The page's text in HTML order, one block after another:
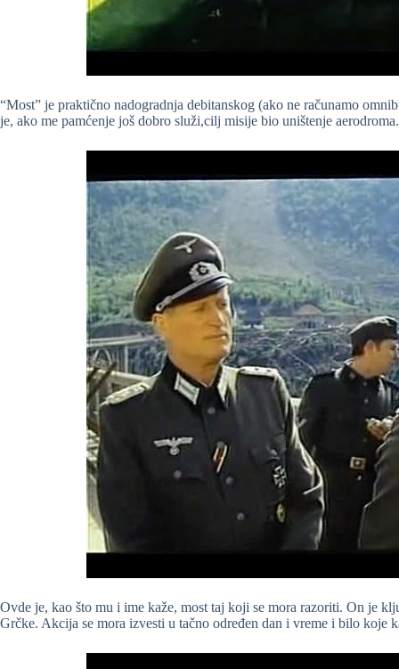
“Most” je praktično nadogradnja debitanskog (ako ne računamo
je, ako me pamćenje još dobro služi,cilj misije bio uništenje aerodroma.
Ovde je, kao što mu i ime kaže, most taj koji se mora razoriti. On je
Grčke. Akcija se mora izvesti u tačno određen dan i vreme i bilo koje